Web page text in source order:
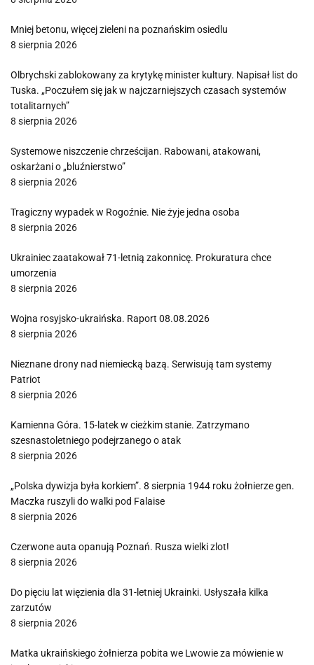
Mniej betonu, więcej zieleni na poznańskim osiedlu
8 sierpnia 2026
Olbrychski zablokowany za krytykę minister kultury. Napisał list do
Tuska. „Poczułem się jak w najczarniejszych czasach systemów
totalitarnych”
8 sierpnia 2026
Systemowe niszczenie chrześcijan. Rabowani, atakowani,
oskarżani o „bluźnierstwo”
8 sierpnia 2026
Tragiczny wypadek w Rogoźnie. Nie żyje jedna osoba
8 sierpnia 2026
Ukrainiec zaatakował 71-letnią zakonnicę. Prokuratura chce
umorzenia
8 sierpnia 2026
Wojna rosyjsko-ukraińska. Raport 08.08.2026
8 sierpnia 2026
Nieznane drony nad niemiecką bazą. Serwisują tam systemy
Patriot
8 sierpnia 2026
Kamienna Góra. 15-latek w cieżkim stanie. Zatrzymano
szesnastoletniego podejrzanego o atak
8 sierpnia 2026
„Polska dywizja była korkiem”. 8 sierpnia 1944 roku żołnierze gen.
Maczka ruszyli do walki pod Falaise
8 sierpnia 2026
Czerwone auta opanują Poznań. Rusza wielki zlot!
8 sierpnia 2026
Do pięciu lat więzienia dla 31-letniej Ukrainki. Usłyszała kilka
zarzutów
8 sierpnia 2026
Matka ukraińskiego żołnierza pobita we Lwowie za mówienie w